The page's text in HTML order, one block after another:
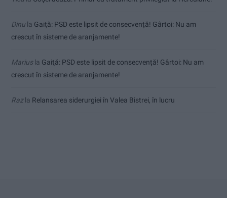
Dinu la Gaiţă: PSD este lipsit de consecvență! Gârtoi: Nu am
crescut în sisteme de aranjamente!
Mariusla Gaiţă: PSD este lipsit de consecvență! Gârtoi: Nu am
crescut în sisteme de aranjamente!
Razla Relansarea siderurgiei în Valea Bistrei, în lucru